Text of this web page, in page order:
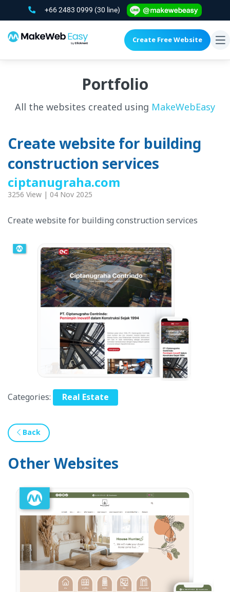
+66 2483 0999 (30 line)
Create Free Website
Portfolio
All the websites created using MakeWebEasy
Create website for building
construction services
ciptanugraha.com
3256 View | 04 Nov 2025
Create website for building construction services
Categories: Real Estate
Back
Other Websites